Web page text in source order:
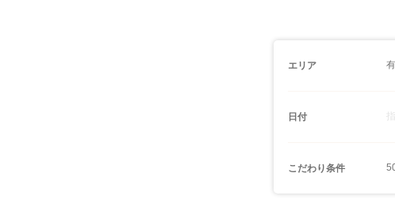
エリア
日付
こだわり条件